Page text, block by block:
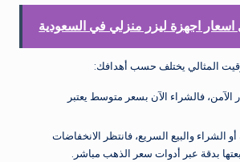
اجهزة ليزر منزلي في السعودية
المثالي يختلف حسب أهدافك:
الآمن، فالشراء الآن بسعر متوسط يعتبر
الشراء والبيع السريع، فانتظر الانخفاضات
بدقة عبر أدوات سعر الذهب مباشر.